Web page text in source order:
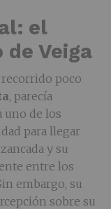
el
Veiga
poco
, parecía
uno de los
para llegar
y su
entre los
embargo, su
sobre su